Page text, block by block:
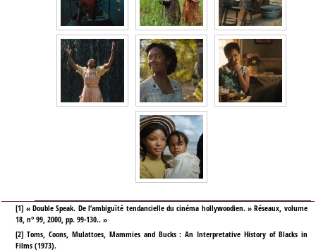
[1] « Double Speak. De l’ambiguïté tendancielle du cinéma hollywoodien. » Réseaux, volume
18, n° 99, 2000, pp. 99-130.. »
[2]Toms, Coons, Mulattoes, Mammies and Bucks : An Interpretative History of Blacks in
Films (1973).